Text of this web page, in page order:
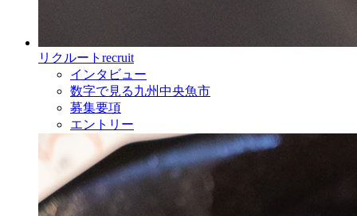
リクルート recruit
インタビュー
数字で見る九州中央魚市
募集要項
エントリー